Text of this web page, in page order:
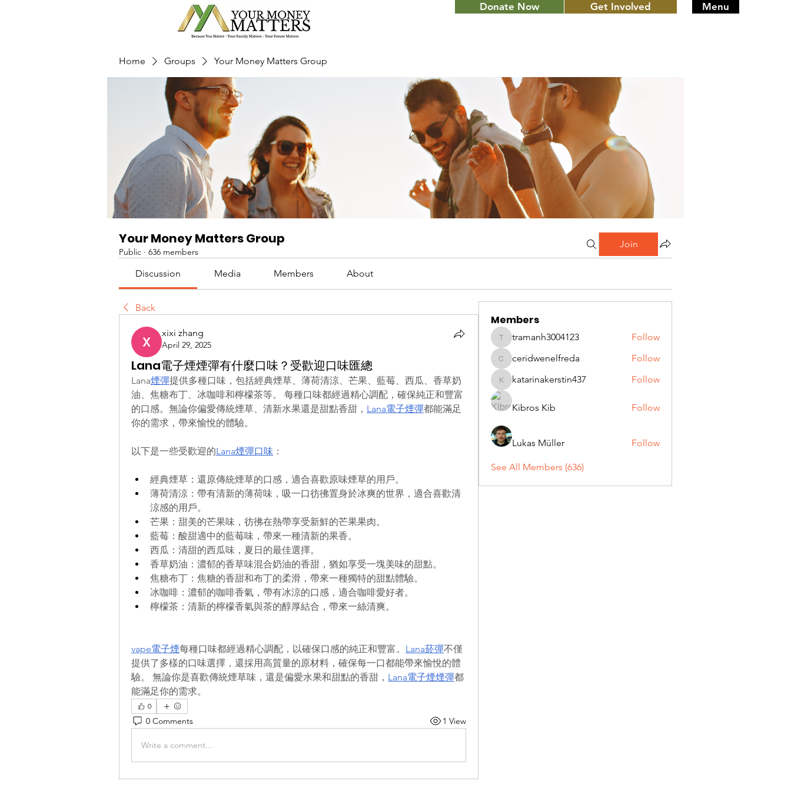
Donate Now Get Involved Menu
Home Groups Your Money Matters Group
Your Money Matters Group
Public · 636 members
Join
Discussion Media Members About
Back
xixi zhang
April 29, 2025
Lana電子煙煙彈有什麼口味？受歡迎口味匯總
Lana煙彈提供多種口味，包括經典煙草、薄荷清涼、芒果、藍莓、西瓜、香草奶
油、焦糖布丁、冰咖啡和檸檬茶等。 每種口味都經過精心調配，確保純正和豐富
的口感。無論你偏愛傳統煙草、清新水果還是甜點香甜， Lana電子煙彈都能滿足
你的需求，帶來愉悅的體驗。
以下是一些受歡迎的Lana煙彈口味 ：
經典煙草：還原傳統煙草的口感，適合喜歡原味煙草的用戶。
薄荷清涼：帶有清新的薄荷味，吸一口彷彿置身於冰爽的世界，適合喜歡清
涼感的用戶。
芒果：甜美的芒果味，彷彿在熱帶享受新鮮的芒果果肉。
藍莓：酸甜適中的藍莓味，帶來一種清新的果香。
西瓜：清甜的西瓜味，夏日的最佳選擇。
香草奶油：濃郁的香草味混合奶油的香甜，猶如享受一塊美味的甜點。
焦糖布丁：焦糖的香甜和布丁的柔滑，帶來一種獨特的甜點體驗。
冰咖啡：濃郁的咖啡香氣，帶有冰涼的口感，適合咖啡愛好者。
檸檬茶：清新的檸檬香氣與茶的醇厚結合，帶來一絲清爽。
vape電子煙每種口味都經過精心調配，以確保口感的純正和豐富。 Lana菸彈不僅
提供了多樣的口味選擇，還採用高質量的原材料，確保每一口都能帶來愉悅的體
驗。 無論你是喜歡傳統煙草味，還是偏愛水果和甜點的香甜， Lana電子煙煙彈都
能滿足你的需求。
0
0 Comments 1 View
Write a comment...
Members
tramanh3004123
tramanh3004123 Follow
ceridwenelfreda
ceridwenelfreda Follow
katarinakerstin437
katarinakerstin437 Follow
Kibros Kib Follow
Lukas Müller Follow
See All Members (636)